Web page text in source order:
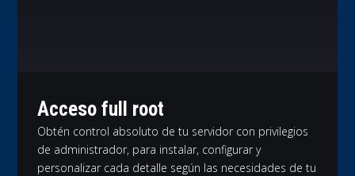
Acceso full root
Obtén control absoluto de tu servidor con privilegios
de administrador, para instalar, configurar y
personalizar cada detalle según las necesidades de tu